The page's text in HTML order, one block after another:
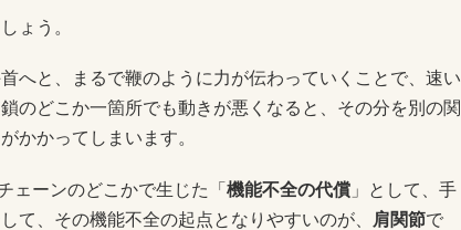
ょう。
へと、まるで鞭のように力が伝わっていくことで、速い
のどこか一箇所でも動きが悪くなると、その分を別の関
かかってしまいます。
ェーンのどこかで生じた「 機能不全の代償 」として、手
て、その機能不全の起点となりやすいのが、
肩関節で